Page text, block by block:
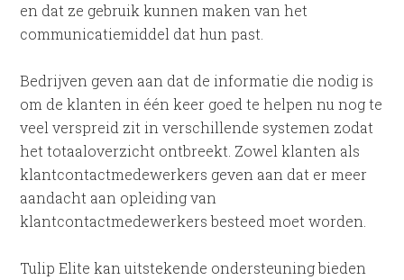
en dat ze gebruik kunnen maken van het
communicatiemiddel dat hun past.
Bedrijven geven aan dat de informatie die nodig is
om de klanten in één keer goed te helpen nu nog te
veel verspreid zit in verschillende systemen zodat
het totaaloverzicht ontbreekt. Zowel klanten als
klantcontactmedewerkers geven aan dat er meer
aandacht aan opleiding van
klantcontactmedewerkers besteed moet worden.
Tulip Elite kan uitstekende ondersteuning bieden